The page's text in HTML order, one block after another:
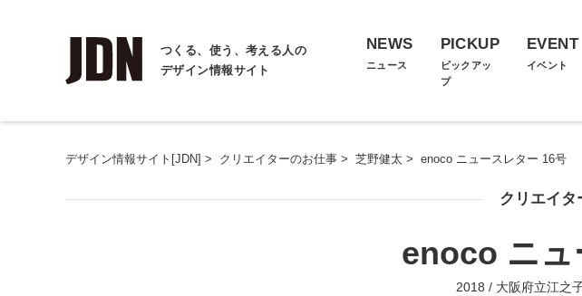
つくる、使う、考える人の
デザイン情報サイト
NEWS
ニュース
PICKUP
ピックアッ
プ
EVENT
イベント
デザイン情報サイト[JDN] > クリエイターのお仕事 > 芝野健太 > enoco ニュースレター 16号
クリエイタ
enoco ニュ
2018 / 大阪府立江之